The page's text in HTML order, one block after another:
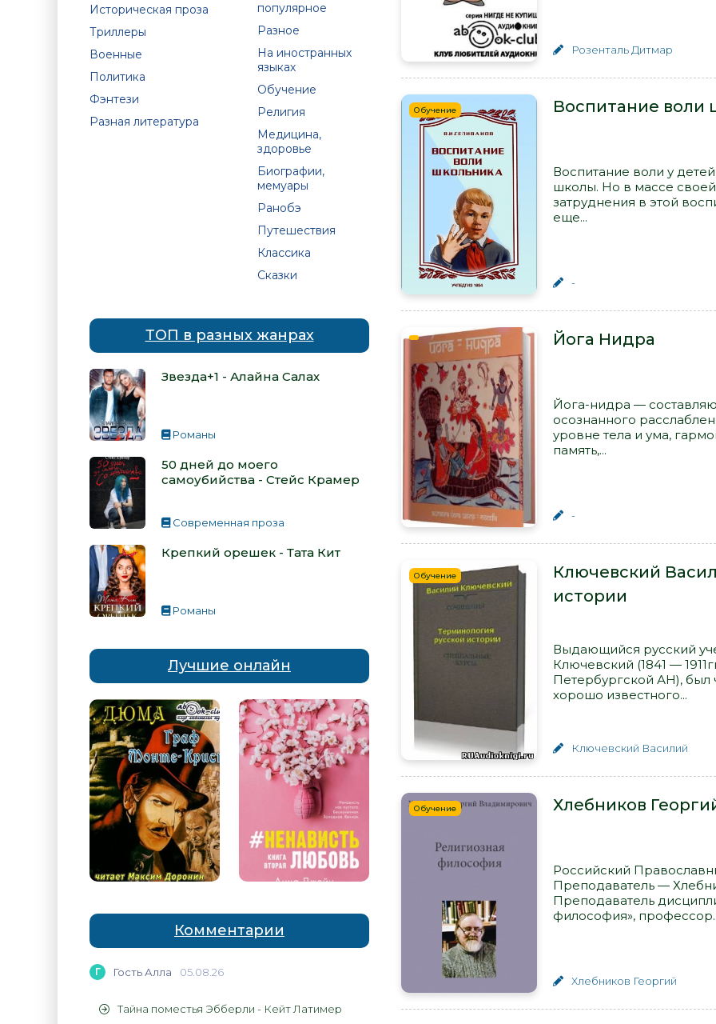
Историческая проза
Триллеры
Военные
Политика
Фэнтези
Разная литература
популярное
Разное
На иностранных
языках
Обучение
Религия
Медицина,
здоровье
Биографии,
мемуары
Ранобэ
Путешествия
Классика
Сказки
ТОП в разных жанрах
Звезда+1 - Алайна Салах
Романы
50 дней до моего
самоубийства - Стейс Крамер
Современная проза
Крепкий орешек - Тата Кит
Романы
Лучшие онлайн
Комментарии
Г Гость Алла 05.08.26
Тайна поместья Эбберли - Кейт Латимер
Розенталь Дитмар
Обучение Воспитание воли
Воспитание воли у
школы. Но в массе
затруднения в этой
еще...
-
Йога Нидра
Йога-нидра —
осознанного
уровне тела и ума,
память,...
-
Обучение
Ключевский
истории
Выдающийся русский
Ключевский (1841 —
Петербургской АН),
хорошо известного...
Ключевский Василий
Обучение Хлебников
Российский
Преподаватель —
Преподаватель
философия»,
Хлебников Георгий